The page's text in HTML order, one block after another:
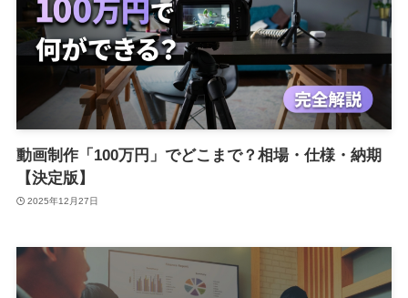
動画制作「100万円」でどこまで？相場・仕様・納期
【決定版】
2025年12月27日